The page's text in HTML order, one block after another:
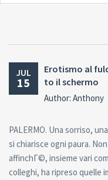
JUL
15
Erotismo al
to il schermo
Author: Anthony
PALERMO. Una sorriso,
si chiarisce ogni paura.
affinchГ©, insieme vari
colleghi, ha ripreso quelle